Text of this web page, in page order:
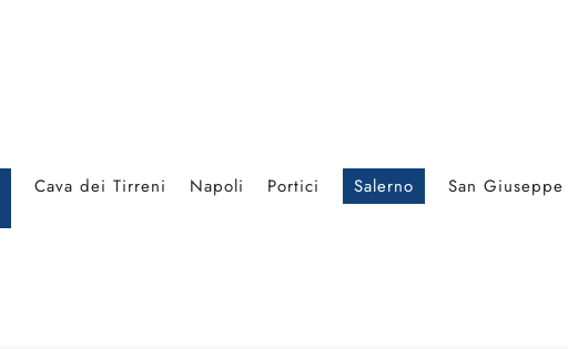
Cava dei Tirreni Napoli Portici Salerno
San